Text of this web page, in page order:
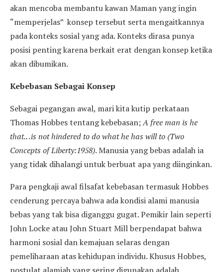
akan mencoba membantu kawan Maman yang ingin
“memperjelas” konsep tersebut serta mengaitkannya
pada konteks sosial yang ada. Konteks dirasa punya
posisi penting karena berkait erat dengan konsep ketika
akan dibumikan.
Kebebasan Sebagai Konsep
Sebagai pegangan awal, mari kita kutip perkataan
Thomas Hobbes tentang kebebasan;A free man is he
that.. .is not hindered to do what he has will to (Two
Concepts of Liberty:1958). Manusia yang bebas adalah ia
yang tidak dihalangi untuk berbuat apa yang diinginkan.
Para pengkaji awal filsafat kebebasan termasuk Hobbes
cenderung percaya bahwa ada kondisi alami manusia
bebas yang tak bisa diganggu gugat. Pemikir lain seperti
John Locke atau John Stuart Mill berpendapat bahwa
harmoni sosial dan kemajuan selaras dengan
pemeliharaan atas kehidupan individu. Khusus Hobbes,